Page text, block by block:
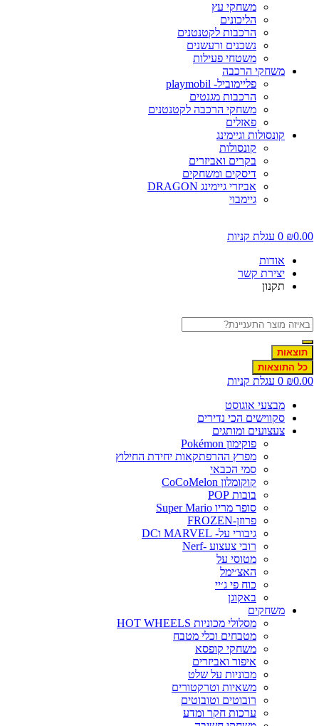
משחקי עץ
הליכונים
הרכבות לקטנטנים
נשכנים ורעשנים
משטחי פעילות
משחקי הרכבה
פליימוביל- playmobil
הרכבות מגנטים
משחקי הרכבה לקטנטנים
פאזלים
קונסולות וגיימינג
קונסולות
בקרים ואביזרים
דיסקים ומשחקים
אביזרי גיימינג DRAGON
גיימבוי
₪
0 עגלת קניות
אודות
יצירת קשר
תקנון
תוצאות
כל התוצאות
₪
0 עגלת קניות
מבצעי אוגוסט
סקווישים הכי נדירים
צעצועים ומותגים
פוקימון Pokémon
מפרץ ההרפתקאות יחידת החילוץ
סמי הכבאי
קוקומלון CoCoMelon
בובות POP
סופר מריו Super Mario
פרוזן-FROZEN
גיבורי על- MARVEL וDC
רובי צעצוע -Nerf
מטוסי על
האצ׳ימל
כוח פי ג׳יי
באקוגן
משחקים
מסלולי מכוניות HOT WHEELS
מטבחים וכלי מטבח
משחקי קופסא
איפור ואביזרים
מכוניות על שלט
משאיות וטרקטורים
רובוטים וטובוטים
ערכות חקר ומדע